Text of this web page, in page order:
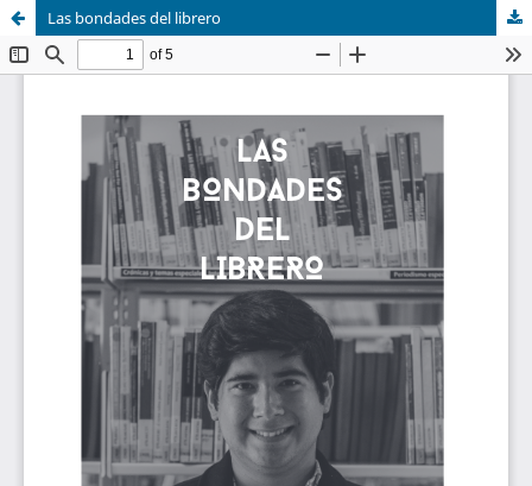
Las bondades del librero